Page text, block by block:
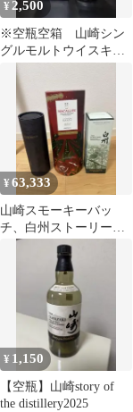
¥2,500
※空瓶空箱 山崎シン
グルモルトウイスキー
ストーリー・オブ・
ザ・ディスティラリー
¥63,333
山崎スモーキーバッ
チ、白州ストーリーオ
ブディスティラリー
2026、マッカラン
¥ 1,150
【空瓶】山崎story of
the distillery2025